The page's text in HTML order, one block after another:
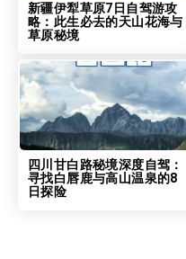
新疆伊犁草原7日自驾游攻
略：此生必去的天山花海与
草原秘境
四川甘白路秘境深度自驾：
寻找白唇鹿与高山温泉的8
日探险